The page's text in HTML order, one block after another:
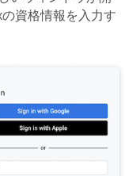
資格情報を入力す